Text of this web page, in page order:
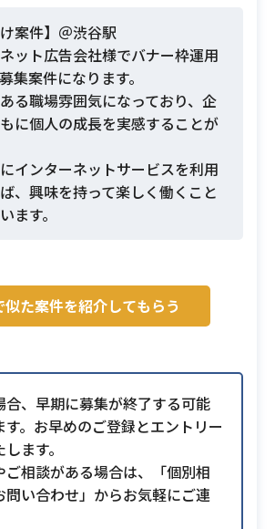
案件】＠渋谷駅
ット広告会社様でバナー枠運用
集案件になります。
る職場雰囲気になっており、企
に個人の成長を実感することが
インターネットサービスを利用
、興味を持って楽しく働くこと
ます。
似た案件を紹介してもらう
合、早期に募集が終了する可能
。お早めのご登録とエントリー
ます。
ご相談がある場合は、「個別相
問い合わせ」からお気軽にご連